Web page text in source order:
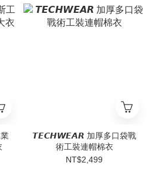
𝙏𝙀𝘾𝙃𝙒𝙀𝘼𝙍 加厚多口袋戰
術工裝連帽棉衣
NT$2,499